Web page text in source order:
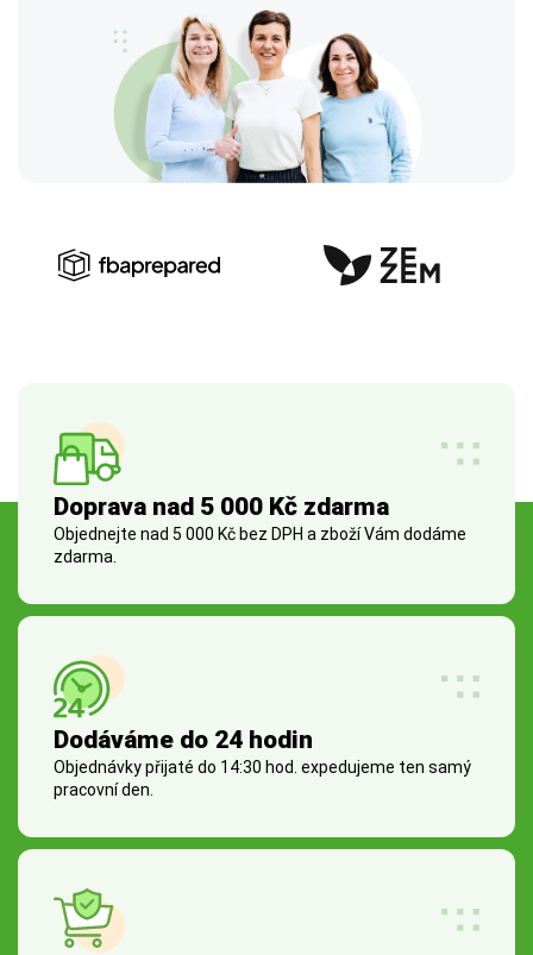
Doprava nad 5 000 Kč zdarma
Objednejte nad 5 000 Kč bez DPH a zboží Vám dodáme
zdarma.
Dodáváme do 24 hodin
Objednávky přijaté do 14:30 hod. expedujeme ten samý
pracovní den.